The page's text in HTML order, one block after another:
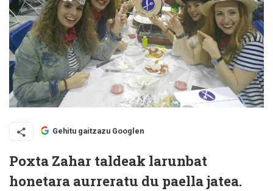
Gehitu gaitzazu Googlen
Poxta Zahar taldeak larunbat
honetara aurreratu du paella jatea.